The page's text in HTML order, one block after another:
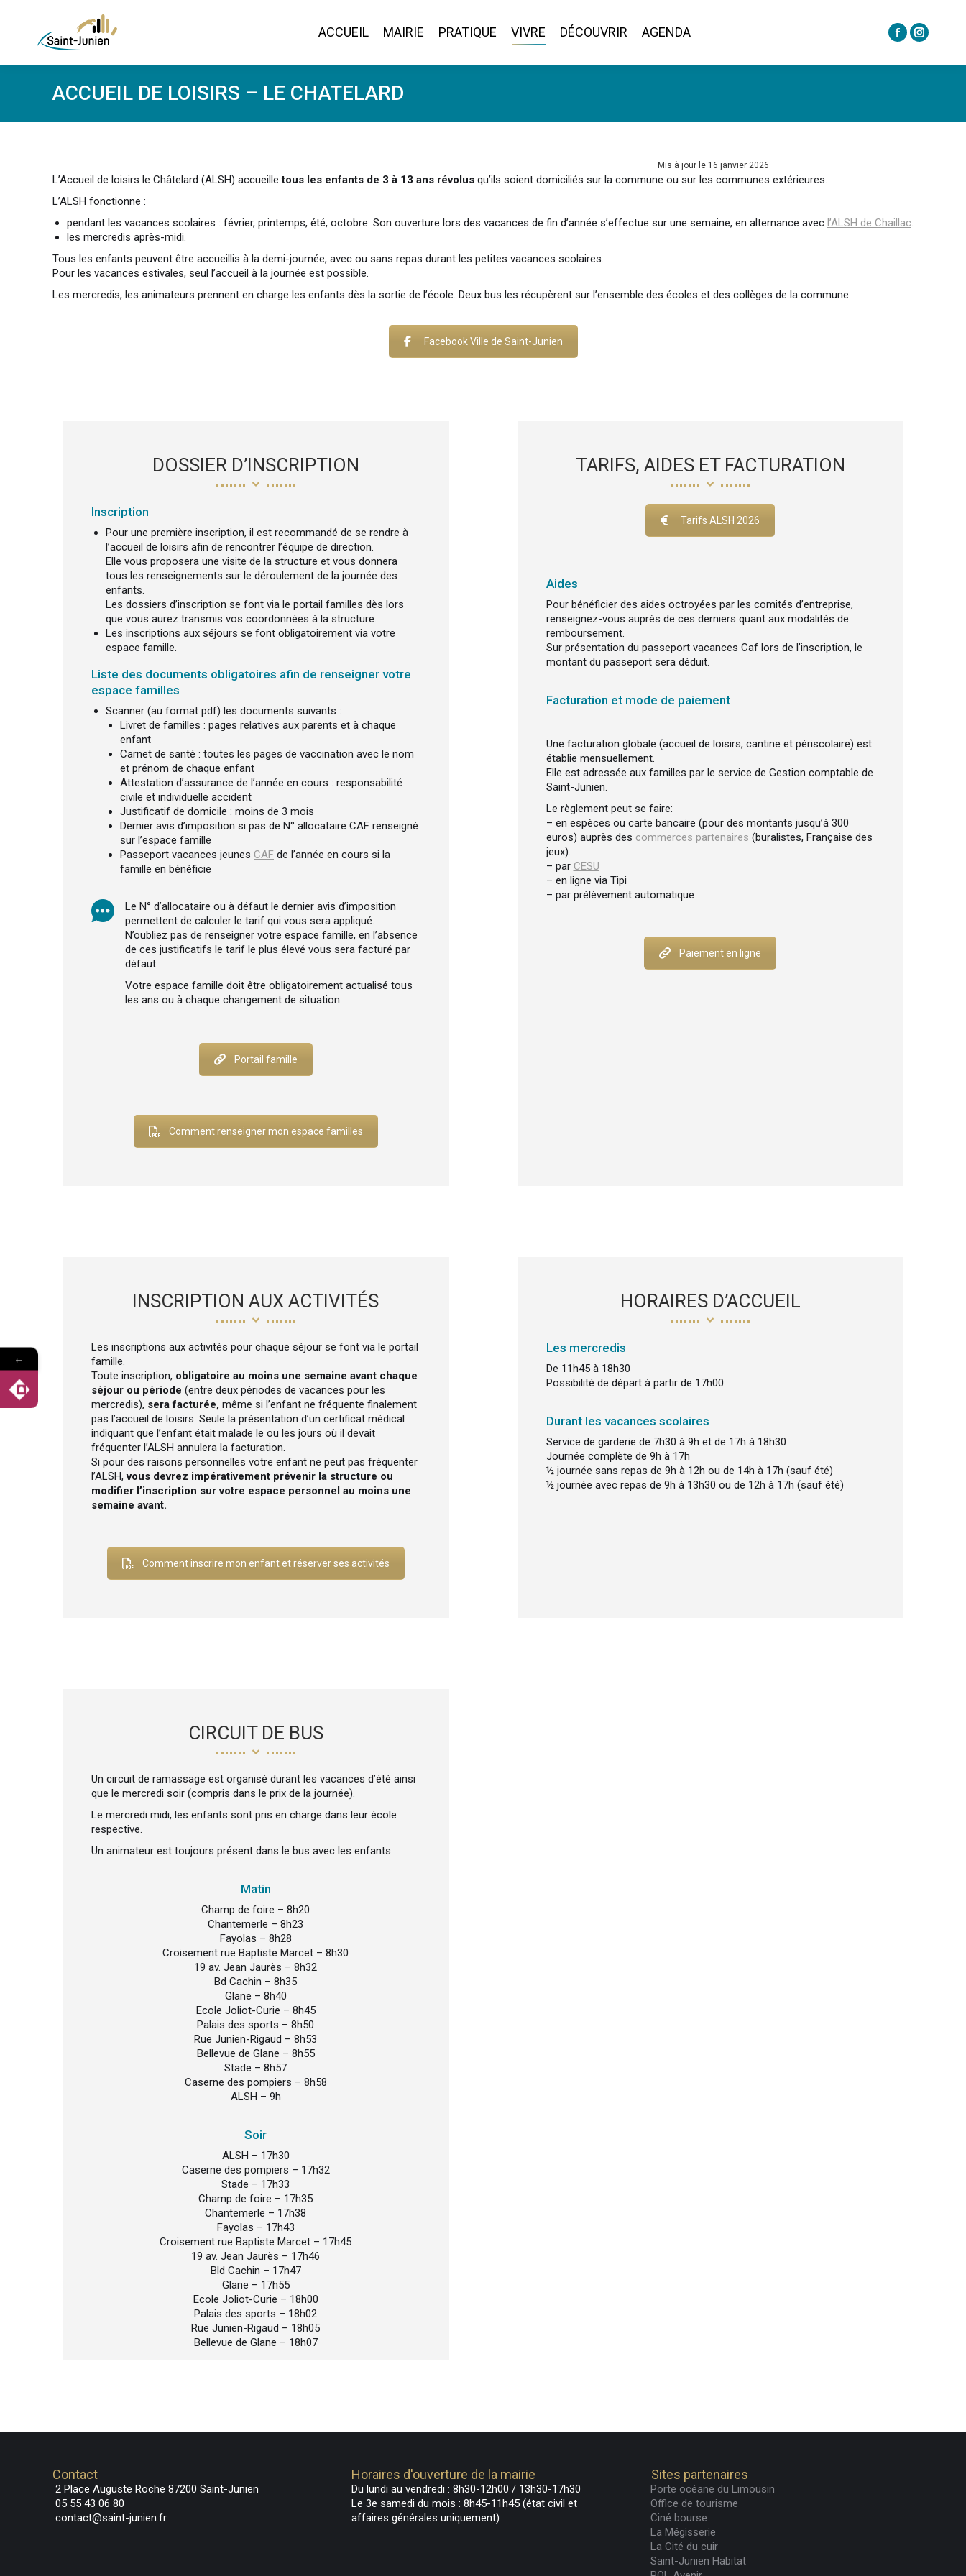
ACCUEIL MAIRIE PRATIQUE VIVRE DÉCOUVRIR AGENDA
La
La
ACCUEIL DE LOISIRS – LE CHÂTELARD
Mis à jour le 16 janvier 2026
L’Accueil de loisirs le Châtelard (ALSH) accueille tous les enfants de 3 à 13 ans révolusqu’ils soient domiciliés sur la commune ou sur les communes extérieures.
L’ALSH fonctionne :
pendant les vacances scolaires : février, printemps, été, octobre. Son ouverture lors des vacances de fin d’année s’effectue sur une semaine, en alternance avec l’ALSH de Chaillac.
les mercredis après-midi.
Tous les enfants peuvent être accueillis à la demi-journée, avec ou sans repas durant les petites vacances scolaires.
Pour les vacances estivales, seul l’accueil à la journée est possible.
Les mercredis, les animateurs prennent en charge les enfants dès la sortie de l’école. Deux bus les récupèrent sur l’ensemble des écoles et des collèges de la commune.
Facebook Ville de Saint-Junien
DOSSIER D’INSCRIPTION
Inscription
Pour une première inscription, il est recommandé de se rendre à
l’accueil de loisirs afin de rencontrer l’équipe de direction.
Elle vous proposera une visite de la structure et vous donnera
tous les renseignements sur le déroulement de la journée des
enfants.
Les dossiers d’inscription se font via le portail familles dès lors
que vous aurez transmis vos coordonnées à la structure.
Les inscriptions aux séjours se font obligatoirement via votre
espace famille.
Liste des documents obligatoires afin de renseigner votre
espace familles
Scanner (au format pdf) les documents suivants :
Livret de familles : pages relatives aux parents et à chaque
enfant
Carnet de santé : toutes les pages de vaccination avec le nom
et prénom de chaque enfant
Attestation d’assurance de l’année en cours : responsabilité
civile et individuelle accident
Justificatif de domicile : moins de 3 mois
Dernier avis d’imposition si pas de N° allocataire CAF renseigné
sur l’espace famille
Passeport vacances jeunes CAF de l’année en cours si la
famille en bénéficie
Le N° d’allocataire ou à défaut le dernier avis d’imposition
permettent de calculer le tarif qui vous sera appliqué.
N’oubliez pas de renseigner votre espace famille, en l’absence
de ces justificatifs le tarif le plus élevé vous sera facturé par
défaut.
Votre espace famille doit être obligatoirement actualisé tous
les ans ou à chaque changement de situation.
Portail famille
Comment renseigner mon espace familles
TARIFS, AIDES ET FACTURATION
Tarifs ALSH 2026
Aides
Pour bénéficier des aides octroyées par les comités d’entreprise,
renseignez-vous auprès de ces derniers quant aux modalités de
remboursement.
Sur présentation du passeport vacances Caf lors de l’inscription, le
montant du passeport sera déduit.
Facturation et mode de paiement
Une facturation globale (accueil de loisirs, cantine et périscolaire) est
établie mensuellement.
Elle est adressée aux familles par le service de Gestion comptable de
Saint-Junien.
Le règlement peut se faire:
– en espèces ou carte bancaire (pour des montants jusqu’à 300
euros) auprès des commerces partenaires (buralistes, Française des
jeux).
– par CESU
– en ligne via Tipi
– par prélèvement automatique
Paiement en ligne
INSCRIPTION AUX ACTIVITÉS
Les inscriptions aux activités pour chaque séjour se font via le portail
famille.
Toute inscription, obligatoire au moins une semaine avant chaque
séjour ou période (entre deux périodes de vacances pour les
mercredis), sera facturée, même si l’enfant ne fréquente finalement
pas l’accueil de loisirs. Seule la présentation d’un certificat médical
indiquant que l’enfant était malade le ou les jours où il devait
fréquenter l’ALSH annulera la facturation.
Si pour des raisons personnelles votre enfant ne peut pas fréquenter
l’ALSH, vous devrez impérativement prévenir la structure ou
modifier l’inscription sur votre espace personnel au moins une
semaine avant.
Comment inscrire mon enfant et réserver ses activités
HORAIRES D’ACCUEIL
Les mercredis
De 11h45 à 18h30
Possibilité de départ à partir de 17h00
Durant les vacances scolaires
Service de garderie de 7h30 à 9h et de 17h à 18h30
Journée complète de 9h à 17h
½ journée sans repas de 9h à 12h ou de 14h à 17h (sauf été)
½ journée avec repas de 9h à 13h30 ou de 12h à 17h (sauf été)
CIRCUIT DE BUS
Un circuit de ramassage est organisé durant les vacances d’été ainsi
que le mercredi soir (compris dans le prix de la journée).
Le mercredi midi, les enfants sont pris en charge dans leur école
respective.
Un animateur est toujours présent dans le bus avec les enfants.
Matin
Champ de foire – 8h20
Chantemerle – 8h23
Fayolas – 8h28
Croisement rue Baptiste Marcet – 8h30
19 av. Jean Jaurès – 8h32
Bd Cachin – 8h35
Glane – 8h40
Ecole Joliot-Curie – 8h45
Palais des sports – 8h50
Rue Junien-Rigaud – 8h53
Bellevue de Glane – 8h55
Stade – 8h57
Caserne des pompiers – 8h58
ALSH – 9h
Soir
ALSH – 17h30
Caserne des pompiers – 17h32
Stade – 17h33
Champ de foire – 17h35
Chantemerle – 17h38
Fayolas – 17h43
Croisement rue Baptiste Marcet – 17h45
19 av. Jean Jaurès – 17h46
Bld Cachin – 17h47
Glane – 17h55
Ecole Joliot-Curie – 18h00
Palais des sports – 18h02
Rue Junien-Rigaud – 18h05
Bellevue de Glane – 18h07
Contact
2 Place Auguste Roche 87200 Saint-Junien
05 55 43 06 80
contact@saint-junien.fr
Horaires d'ouverture de la mairie
Du lundi au vendredi : 8h30-12h00 / 13h30-17h30
Le 3e samedi du mois : 8h45-11h45 (état civil et
affaires générales uniquement)
Sites partenaires
Porte océane du Limousin
Office de tourisme
Ciné bourse
La Mégisserie
La Cité du cuir
Saint-Junien Habitat
←
DÉCOUVRIR
La
Facebook
une
La
Instagram
une